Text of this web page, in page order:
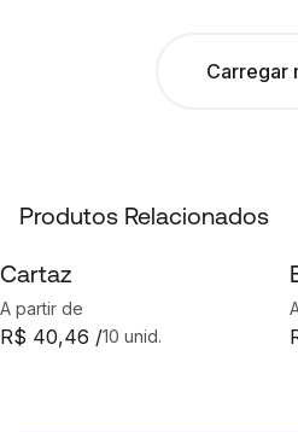
Carregar
Produtos Relacionados
Cartaz
A partir de
10 unid.
R$ 40,46 /